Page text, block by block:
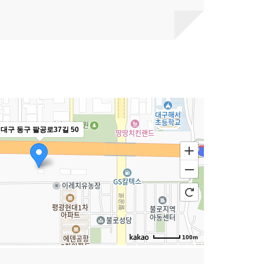
대구 동구 팔공로37길 50
100m